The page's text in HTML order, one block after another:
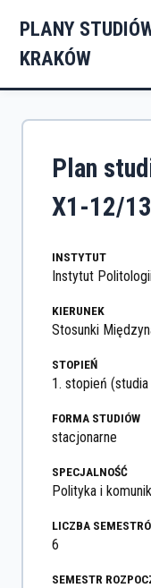
PLANY
KRAKÓW
Plan
X1-12/
INSTYTUT
Instytut
KIERUNEK
Stosunki
STOPIEŃ
1. stopień
FORMA STUDIÓW
stacjonarne
SPECJALNOŚĆ
Polityka i
LICZBA
6
SEMESTR